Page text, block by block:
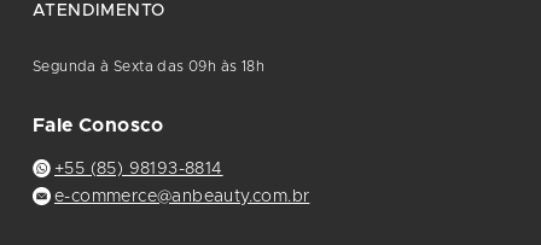
ATENDIMENTO
Segunda à Sexta das 09h às 18h
Fale Conosco
+55 (85) 98193-8814
e-commerce@anbeauty.com.br